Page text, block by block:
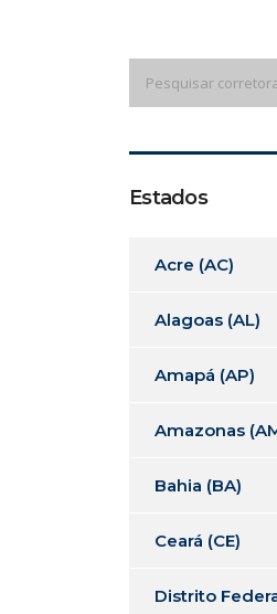
Estados
Acre (AC)
Alagoas (AL)
Amapá (AP)
Amazonas
Bahia (BA)
Ceará (CE)
Distrito